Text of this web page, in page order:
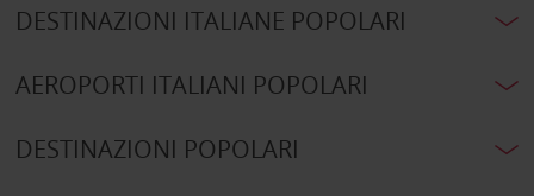
DESTINAZIONI ITALIANE POPOLARI
AEROPORTI ITALIANI POPOLARI
DESTINAZIONI POPOLARI